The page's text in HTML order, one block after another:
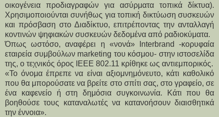
οικογένεια προδιαγραφών για ασύρματα τοπικά δίκτυα).
Χρησιμοποιούνται συνήθως για τοπική δικτύωση συσκευών
και πρόσβαση στο Διαδίκτυο, επιτρέποντας την ανταλλαγή
κοντινών ψηφιακών συσκευών δεδομένα από ραδιοκύματα.
Όπως ωστόσο, αναφέρει η «νονά» Interbrand -κορυφαία
εταιρεία συμβούλων marketing του κόσμου- στην ιστοσελίδα
της, o τεχνικός όρος IEEE 802.11 κρίθηκε ως αντιεμπορικός.
«Το όνομα έπρεπε να είναι αξιομνημόνευτο, κάτι καθολικό
που θα μπορούσατε να βρείτε στο σπίτι σας, στο γραφείο, σε
ένα καφενείο ή στη δημόσια συγκοινωνία. Kάτι που θα
βοηθούσε τους καταναλωτές να κατανοήσουν διαισθητικά
την έννοια».